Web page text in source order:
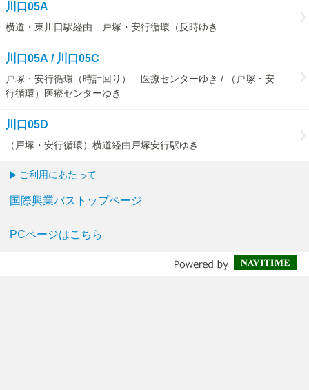
川口05A
横道・東川口駅経由 戸塚・安行循環（反時ゆき
川口05A / 川口05C
戸塚・安行循環（時計回り） 医療センターゆき / （戸塚・安
行循環）医療センターゆき
川口05D
（戸塚・安行循環）横道経由戸塚安行駅ゆき
ご利用にあたって
国際興業バストップページ
PCページはこちら